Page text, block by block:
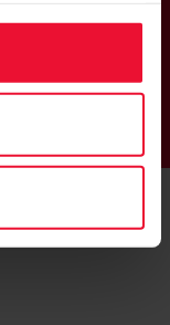
12.46€/aasta